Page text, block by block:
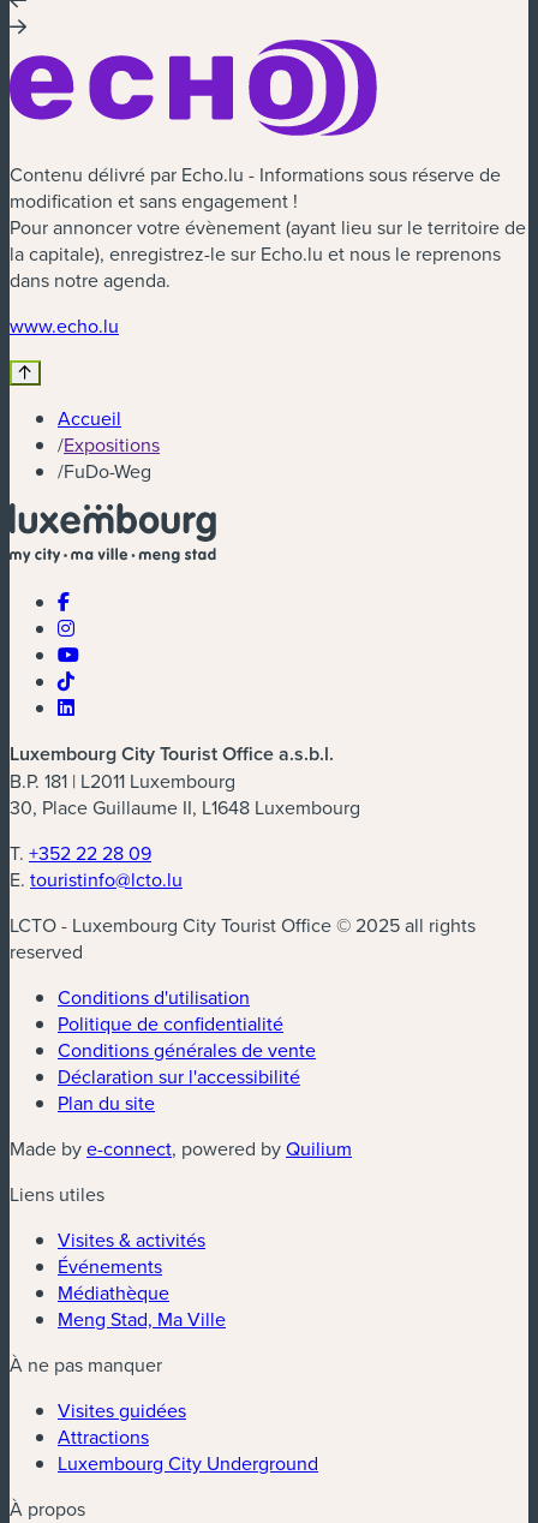
Contenu délivré par Echo.lu - Informations sous réserve de
modification et sans engagement !
Pour annoncer votre évènement (ayant lieu sur le territoire de
la capitale), enregistrez-le sur Echo.lu et nous le reprenons
dans notre agenda.
www.echo.lu
Accueil
/Expositions
/FuDo-Weg
Luxembourg City Tourist Office a.s.b.l.
B.P. 181 | L2011 Luxembourg
30, Place Guillaume II, L1648 Luxembourg
T. +352 22 28 09
E. touristinfo@lcto.lu
LCTO - Luxembourg City Tourist Office © 2025 all rights
reserved
Conditions d'utilisation
Politique de confidentialité
Conditions générales de vente
Déclaration sur l'accessibilité
Plan du site
Made bye-connect(nouvelle fenêtre)
, powered byQuilium
Liens utiles
Visites & activités
Événements
Médiathèque
Meng Stad, Ma Ville
À ne pas manquer
Visites guidées
Attractions
Luxembourg City Underground
À propos